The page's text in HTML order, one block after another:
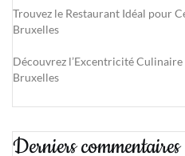
Trouvez le Restaurant Idéal pour
Bruxelles
Découvrez l’Excentricité
Bruxelles
Derniers commentaires